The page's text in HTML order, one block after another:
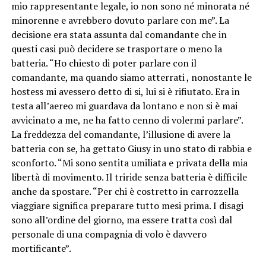
mio rappresentante legale, io non sono né minorata né
minorenne e avrebbero dovuto parlare con me”. La
decisione era stata assunta dal comandante che in
questi casi può decidere se trasportare o meno la
batteria. “Ho chiesto di poter parlare con il
comandante, ma quando siamo atterrati , nonostante le
hostess mi avessero detto di si, lui si è rifiutato. Era in
testa all’aereo mi guardava da lontano e non si è mai
avvicinato a me, ne ha fatto cenno di volermi parlare”.
La freddezza del comandante, l’illusione di avere la
batteria con se, ha gettato Giusy in uno stato di rabbia e
sconforto. “Mi sono sentita umiliata e privata della mia
libertà di movimento. Il triride senza batteria è difficile
anche da spostare. “Per chi è costretto in carrozzella
viaggiare significa preparare tutto mesi prima. I disagi
sono all’ordine del giorno, ma essere tratta così dal
personale di una compagnia di volo è davvero
mortificante”.